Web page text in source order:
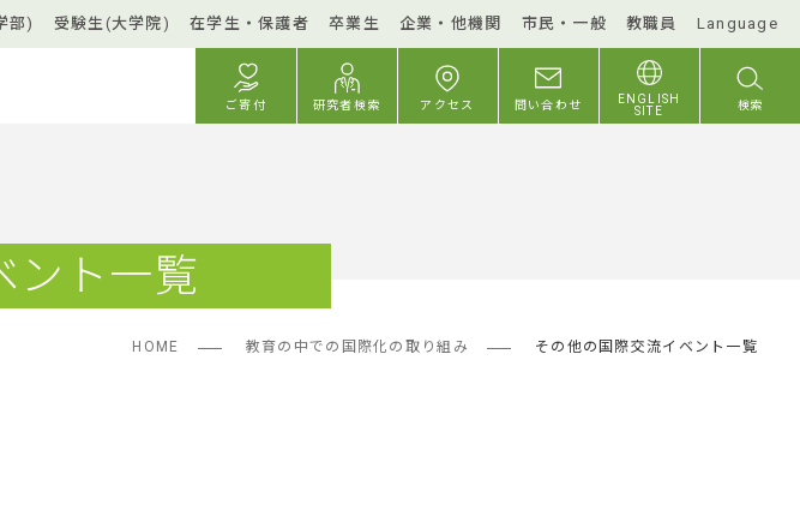
部) 受験生(大学院) 在学生・保護者 卒業生 企業・他機関 市民・一般 教職員 Language
ご寄付 研究者検索 アクセス 問い合わせ
ENGLISH
SITE
検索
ント一覧
HOME 教育の中での国際化の取り組み その他の国際交流イベント一覧